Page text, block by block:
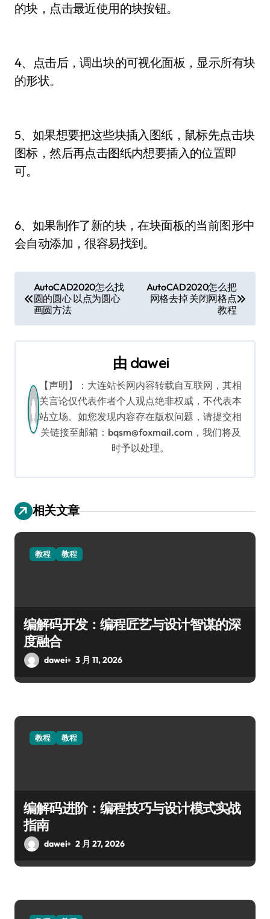
的块，点击最近使用的块按钮。
4、点击后，调出块的可视化面板，显示所有块
的形状。
5、如果想要把这些块插入图纸，鼠标先点击块
图标，然后再点击图纸内想要插入的位置即
可。
6、如果制作了新的块，在块面板的当前图形中
会自动添加，很容易找到。
章
导
AutoCAD2020怎么找
圆的圆心 以点为圆心
画圆方法
AutoCAD2020怎么把
网格去掉 关闭网格点
教程
由 dawei
【声明】：大连站长网内容转载自互联网，其相
关言论仅代表作者个人观点绝非权威，不代表本
站立场。如您发现内容存在版权问题，请提交相
关链接至邮箱：bqsm@foxmail.com，我们将及
时予以处理。
相关文章
教程 教程
编解码开发：编程匠艺与设计智谋的深
度融合
dawei 3 月 11, 2026
教程 教程
编解码进阶：编程技巧与设计模式实战
指南
dawei 2 月 27, 2026